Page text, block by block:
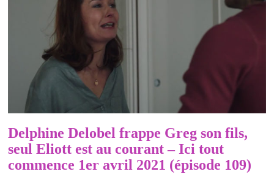
Delphine Delobel frappe Greg son fils,
seul Eliott est au courant – Ici tout
commence 1er avril 2021 (épisode 109)